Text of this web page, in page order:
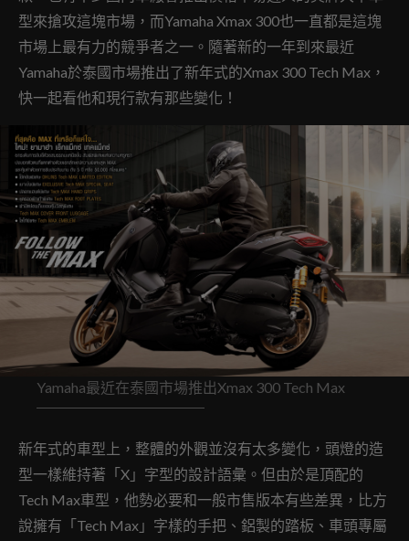
型來搶攻這塊市場，而Yamaha Xmax 300也一直都是這塊
市場上最有力的競爭者之一。隨著新的一年到來最近
Yamaha於泰國市場推出了新年式的Xmax 300 Tech Max，
快一起看他和現行款有那些變化！
Yamaha最近在泰國市場推出Xmax 300 Tech Max
新年式的車型上，整體的外觀並沒有太多變化，頭燈的造
型一樣維持著「X」字型的設計語彙。但由於是頂配的
Tech Max車型，他勢必要和一般市售版本有些差異，比方
說擁有「Tech Max」字樣的手把、鋁製的踏板、車頭專屬